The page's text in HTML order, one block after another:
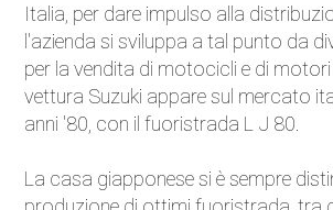
Accessori
Italia, per dare impulso alla
l'azienda si sviluppa a tal punto da
per la vendita di motocicli e di
vettura Suzuki appare sul mercato
anni '80, con il fuoristrada L J 80.
La casa giapponese si è sempre